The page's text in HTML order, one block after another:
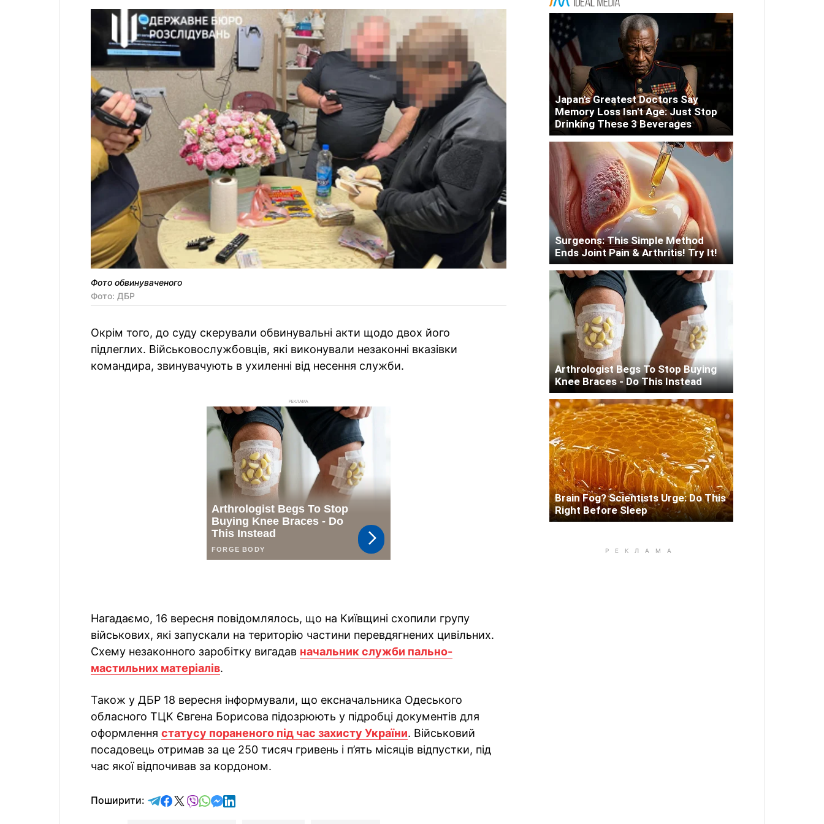
Фото обвинуваченого
Фото: ДБР
Окрім того, до суду скерували обвинувальні акти щодо двох його
підлеглих. Військовослужбовців, які виконували незаконні вказівки
командира, звинувачують в ухиленні від несення служби.
РЕКЛАМА
Нагадаємо, 16 вересня повідомлялось, що на Київщині схопили групу
військових, які запускали на територію частини перевдягнених цивільних.
Схему незаконного заробітку вигадав начальник служби пально-
мастильних матеріалів.
Також у ДБР 18 вересня інформували, що ексначальника Одеського
обласного ТЦК Євгена Борисова підозрюють у підробці документів для
оформлення статусу пораненого під час захисту України. Військовий
посадовець отримав за це 250 тисяч гривень і п’ять місяців відпустки, під
час якої відпочивав за кордоном.
Поширити: відправити у Telegram
поділитись у Facebook
поділитись у X
відправити у Viber
відправити у Whatsapp
відправити у Messenger
відправити у LinkedIn
Japan's Greatest Doctors Say
Memory Loss Isn't Age: Just Stop
Drinking These 3 Beverages
Surgeons: This Simple Method
Ends Joint Pain & Arthritis! Try It!
Arthrologist Begs To Stop Buying
Knee Braces - Do This Instead
Brain Fog? Scientists Urge: Do This
Right Before Sleep